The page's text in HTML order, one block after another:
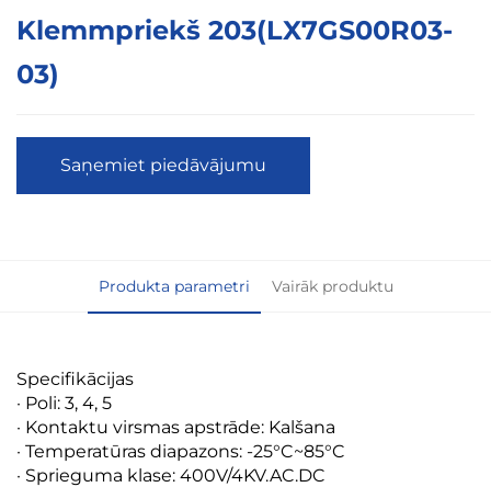
Klemmpriekš 203(LX7GS00R03-
03)
Saņemiet piedāvājumu
Produkta parametri Vairāk produktu
Specifikācijas
· Poli: 3, 4, 5
· Kontaktu virsmas apstrāde: Kalšana
· Temperatūras diapazons: -25°C~85°C
· Sprieguma klase: 400V/4KV.AC.DC